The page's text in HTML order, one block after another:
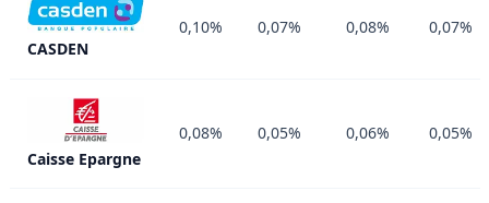
CASDEN
0,10% 0,07% 0,08% 0,07%
Caisse Epargne
0,08% 0,05% 0,06% 0,05%